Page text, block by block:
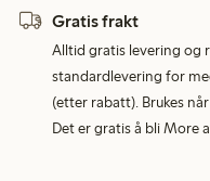
Gratis frakt
Alltid gratis levering og
standardlevering for
(etter rabatt). Brukes
Det er gratis å bli More